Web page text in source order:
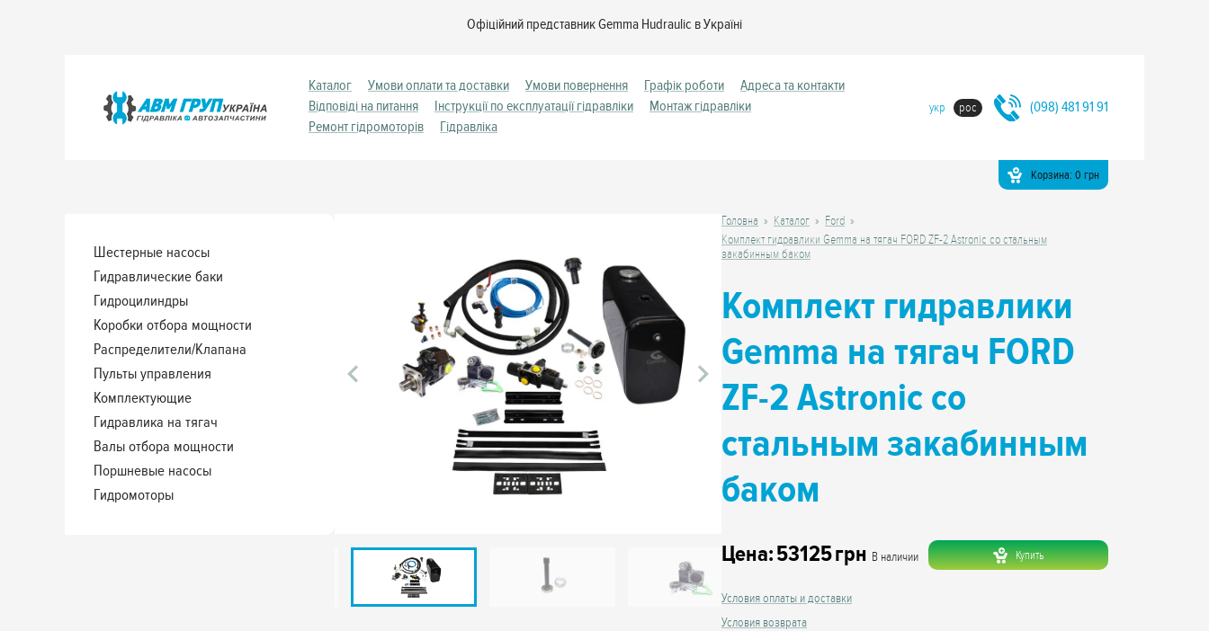
Офіційний представник Gemma Hudraulic в Україні
Каталог Умови оплати та доставки Умови повернення Графік роботи
Адреса та контакти
Відповіді на питання
Інструкції по експлуатації гідравліки
Монтаж гідравліки
Ремонт гідромоторів
Гідравліка
укр рос (098) 481 91 91
Корзина: 0 грн
Шестерные насосы
Гидравлические баки
Гидроцилиндры
Коробки отбора мощности
Распределители/Клапана
Пульты управления
Комплектующие
Гидравлика на тягач
Валы отбора мощности
Поршневые насосы
Гидромоторы
Головна Каталог
Ford
Комплект гидравлики Gemma на тягач FORD ZF-2 Astronic со стальным
закабинным баком
Комплект гидравлики
Gemma на тягач FORD
ZF-2 Astronic со
стальным закабинным
баком
Цена:53125грн В наличии Купить
Условия оплаты и доставки
Условия возврата